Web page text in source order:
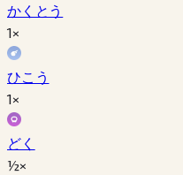
かくとう
1×
ひこう
1×
どく
½×